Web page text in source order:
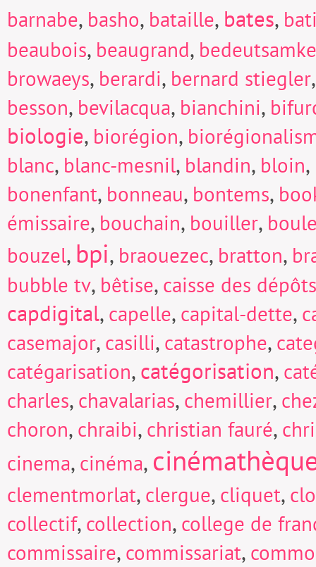
barnabe, basho, bataille, bates,
beaubois, beaugrand,
browaeys, berardi, bernard stiegler
besson, bevilacqua, bianchini,
biologie, biorégion,
blanc, blanc-mesnil, blandin, bloin,
bonenfant, bonneau, bontems,
émissaire, bouchain, bouiller,
bouzel, bpi, braouezec, bratton,
bubble tv, bêtise, caisse des
capdigital, capelle, capital-dette,
casemajor, casilli, catastrophe,
catégarisation,catégorisation,
charles, chavalarias, chemillier,
choron, chraibi, christian fauré,
cinema, cinéma,
clementmorlat, clergue, cliquet,
collectif, collection, college de
commissaire, commissariat,